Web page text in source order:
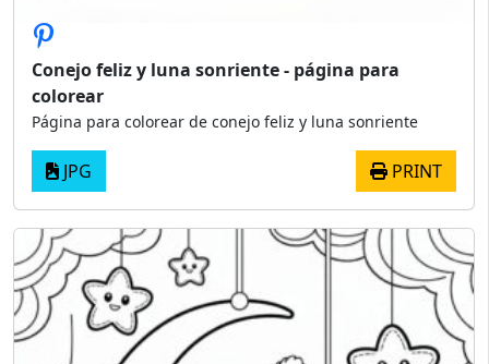
Conejo feliz y luna sonriente - página para
colorear
Página para colorear de conejo feliz y luna sonriente
JPG PRINT